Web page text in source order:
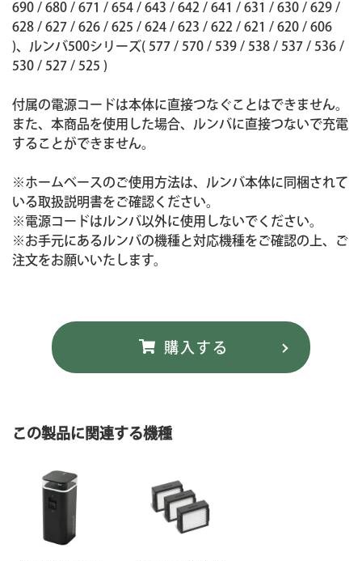
690 / 680 / 671 / 654 / 643 / 642 / 641 / 631 / 630 / 629 /
628 / 627 / 626 / 625 / 624 / 623 / 622 / 621 / 620 / 606
)、ルンバ500シリーズ( 577 / 570 / 539 / 538 / 537 / 536 /
530 / 527 / 525 )
付属の電源コードは本体に直接つなぐことはできません。
また、本商品を使用した場合、ルンバに直接つないで充電
することができません。
※ホームベースのご使用方法は、ルンバ本体に同梱されて
いる取扱説明書をご確認ください。
※電源コードはルンバ以外に使用しないでください。
※お手元にあるルンバの機種と対応機種をご確認の上、ご
注文をお願いいたします。
この製品に関連する機種